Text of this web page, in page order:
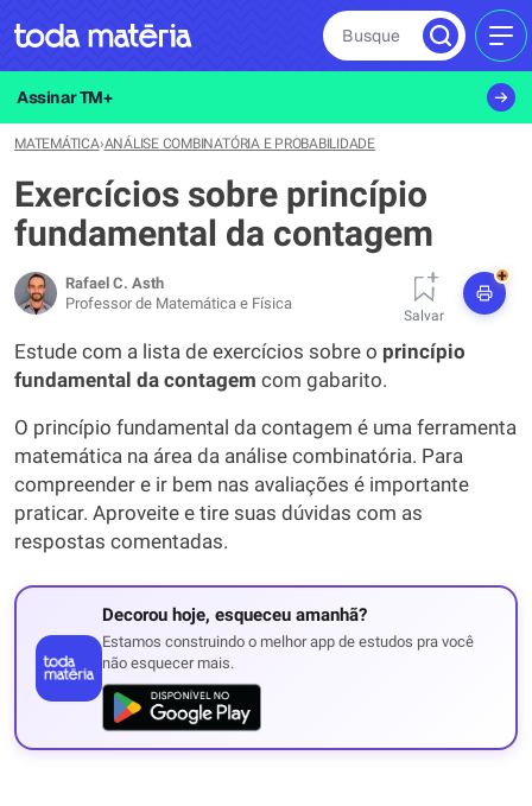
Busque
Assinar TM+
MATEMÁTICA›ANÁLISE COMBINATÓRIA E PROBABILIDADE
Exercícios sobre princípio
fundamental da contagem
Rafael C. Asth
Professor de Matemática e Física
Salvar
+
Estude com a lista de exercícios sobre o princípio
fundamental da contagem com gabarito.
O princípio fundamental da contagem é uma ferramenta
matemática na área da análise combinatória. Para
compreender e ir bem nas avaliações é importante
praticar. Aproveite e tire suas dúvidas com as
respostas comentadas.
Decorou hoje, esqueceu amanhã?
Estamos construindo o melhor app de estudos pra você
não esquecer mais.